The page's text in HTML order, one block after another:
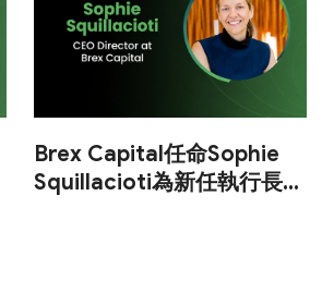
Brex Capital任命Sophie
Squillacioti為新任執行長兼